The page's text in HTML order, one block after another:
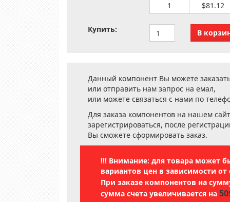
1
$81.12
Купить:
Данный компонент Вы можете
или отправить нам запрос на емал,
или можете связаться с нами по
Для заказа компонентов на нашем
зарегистрироваться, после
Вы сможете сформировать заказ.
!!! Внимание: для товара может
вариантов цен в зависимости от
При заказе компонентов на
сумма счета увеличивается на